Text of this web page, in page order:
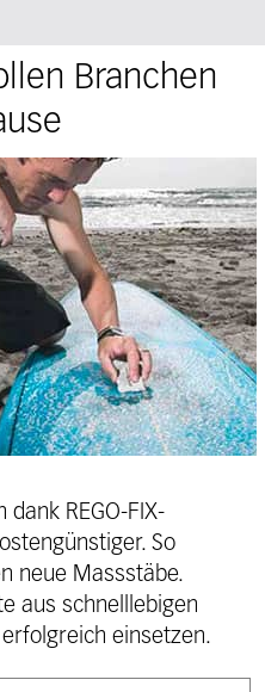
Branchen
REGO-FIX-
So
neue Massstäbe.
aus schnelllebigen
einsetzen.